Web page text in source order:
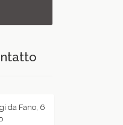
da Fano, 6